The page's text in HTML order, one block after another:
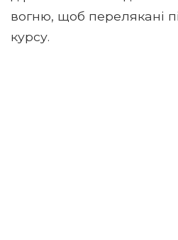
вогню, щоб перелякані
курсу.